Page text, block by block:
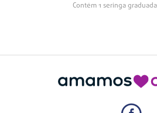
Contém 1 seringa